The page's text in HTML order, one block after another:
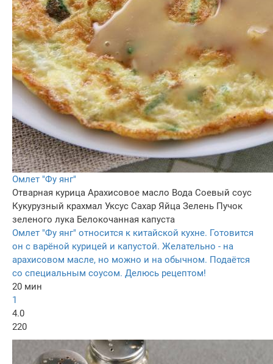
Омлет "Фу янг"
Отварная курица Арахисовое масло Вода Соевый соус
Кукурузный крахмал Уксус Сахар Яйца Зелень Пучок
зеленого лука Белокочанная капуста
Омлет "Фу янг" относится к китайской кухне. Готовится
он с варёной курицей и капустой. Желательно - на
арахисовом масле, но можно и на обычном. Подаётся
со специальным соусом. Делюсь рецептом!
20 мин
1
4.0
220